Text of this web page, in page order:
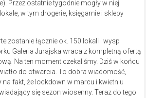
Przez ostatnie tygodnie mogły w niej
w tym drogerie, księgarnie i sklepy
zostanie łącznie ok. 150 lokali i wysp
Galeria Jurajska wraca z kompletną ofertą
Na ten moment czekaliśmy. Dziś w końcu
do otwarcia. To dobra wiadomość,
fakt, że lockdown w marcu i kwietniu
się sezon wiosenny. Teraz do tego